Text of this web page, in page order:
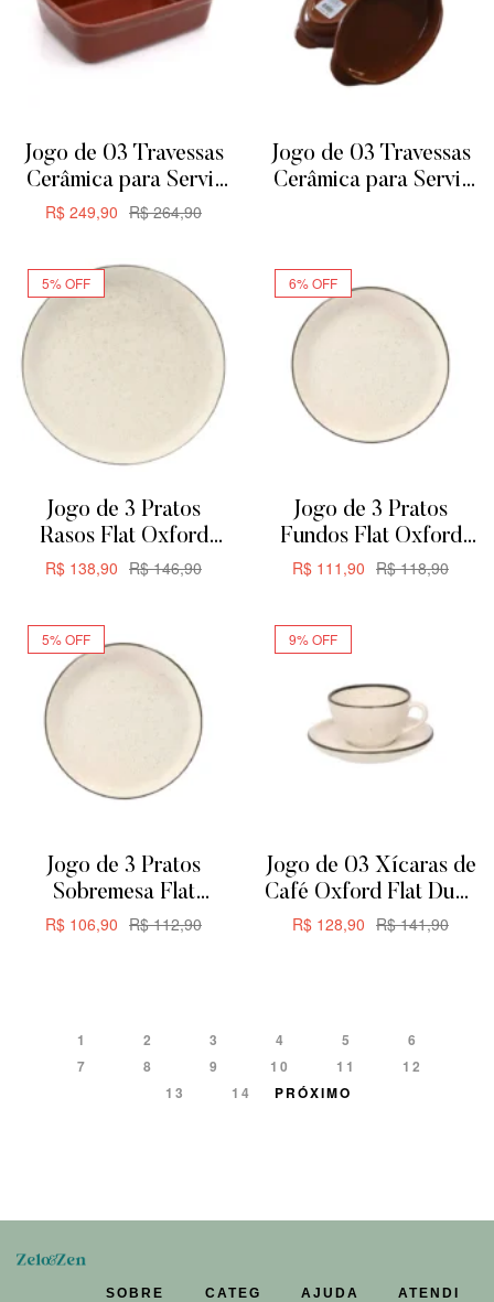
Jogo de 03 Travessas
Cerâmica para Servir
ou Forno de Barro –
29cm1,875L
R$264,90
R$ 249,90
Jogo de 03 Travessas
Cerâmica para Servir
5% OFF
Jogo de 3 Pratos
Rasos Flat Oxford
Duna 26cm
R$146,90
R$ 138,90
6% OFF
Jogo de 3 Pratos
Fundos Flat Oxford
Duna 20,5cm
R$118,90
R$ 111,90
5% OFF
Jogo de 3 Pratos
Sobremesa Flat
Oxford Duna 20cm
R$112,90
R$ 106,90
9% OFF
Jogo de 03 Xícaras de
Café Oxford Flat Duna
200ML
R$141,90
R$ 128,90
1 2 3 4 5
6
7
8 9 10 11
12
13
14 PRÓXIMO
SOBRE CATEG AJUDA ATENDI